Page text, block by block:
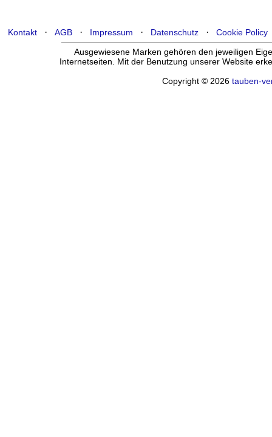
Kontakt· AGB· Impressum · Datenschutz· Cookie Policy
Ausgewiesene Marken gehören den jeweiligen
Internetseiten. Mit der Benutzung unserer Website
Copyright © 2026 tauben-